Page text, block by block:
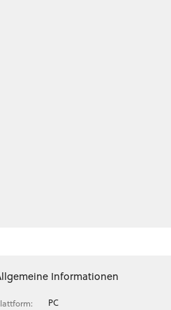
Informationen
PC